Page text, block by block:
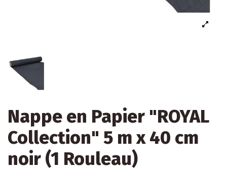
Nappe en Papier "ROYAL
Collection" 5 m x 40 cm
noir (1 Rouleau)